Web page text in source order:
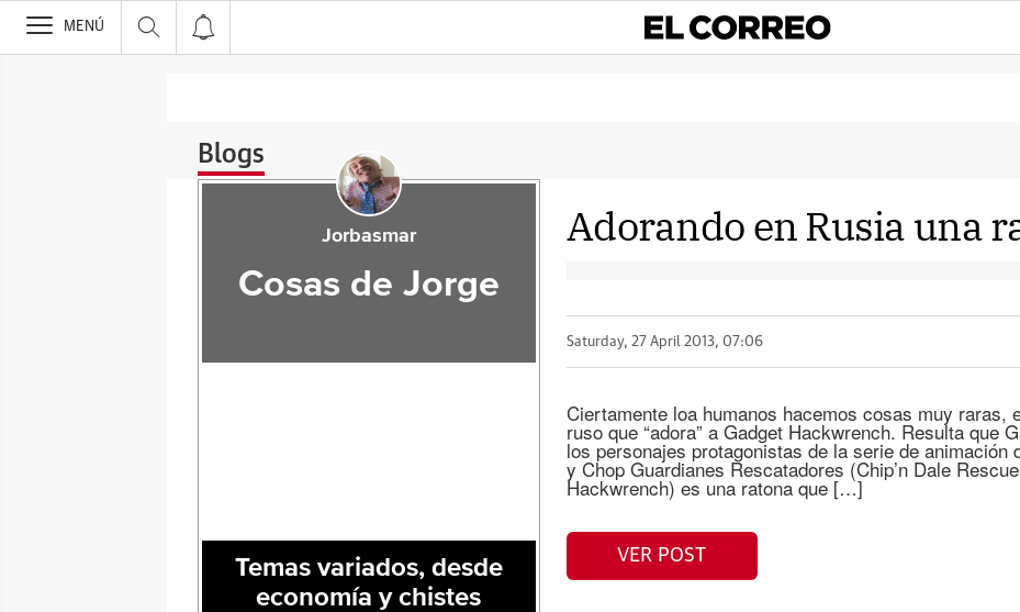
>
MENÚ
Blogs
Adorando en Rusia una
Saturday, 27 April 2013, 07:06
Ciertamente loa humanos hacemos cosas muy raras,
ruso que “adora” a Gadget Hackwrench. Resulta que
los personajes protagonistas de la serie de animación
y Chop Guardianes Rescatadores (Chip’n Dale
Hackwrench) es una ratona que […]
VER POST
Jorbasmar
Cosas de Jorge
Temas variados, desde
economía y chistes